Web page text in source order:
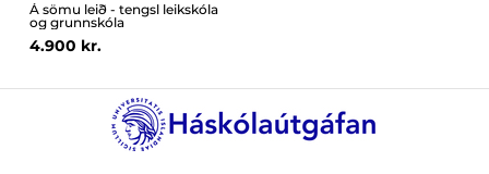
Á sömu leið - tengsl leikskóla
og grunnskóla
4.900 kr.